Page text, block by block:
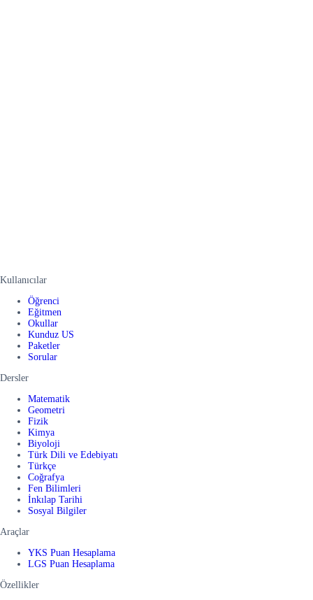
Kullanıcılar
Öğrenci
Eğitmen
Okullar
Kunduz US
Paketler
Sorular
Dersler
Matematik
Geometri
Fizik
Kimya
Biyoloji
Türk Dili ve Edebiyatı
Türkçe
Coğrafya
Fen Bilimleri
İnkılap Tarihi
Sosyal Bilgiler
Araçlar
YKS Puan Hesaplama
LGS Puan Hesaplama
Özellikler